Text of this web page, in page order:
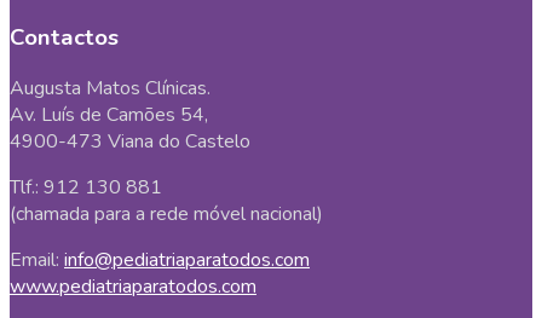
Contactos
Augusta Matos Clínicas.
Av. Luís de Camões 54,
4900-473 Viana do Castelo
Tlf.: 912 130 881
(chamada para a rede móvel nacional)
Email: info@pediatriaparatodos.com
www.pediatriaparatodos.com